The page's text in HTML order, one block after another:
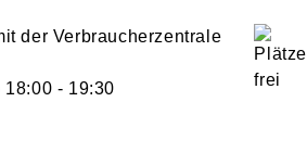
der Verbraucherzentrale
18:00 - 19:30